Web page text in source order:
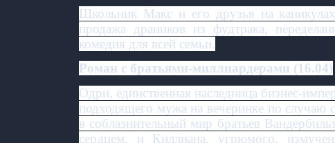
Школьник Макс и его друзья на
продажа драников из фудтрака,
комедия для всей семьи.
Роман с братьями-миллиардерами (16.04)
Одри, единственная наследница бизнес-
подходящего мужа на вечеринке по случаю
в соблазнительный мир братьев
сердцем, и Киллиана, угрюмого,